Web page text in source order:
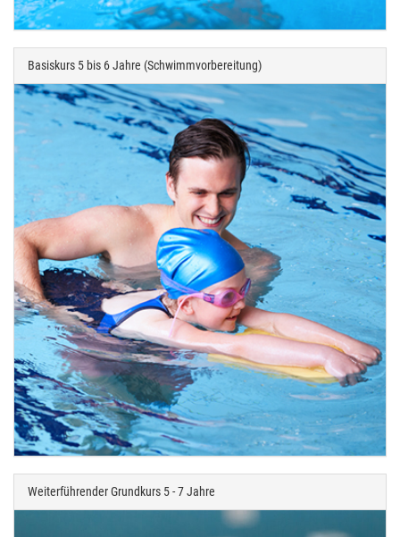
Basiskurs 5 bis 6 Jahre (Schwimmvorbereitung)
Weiterführender Grundkurs 5 - 7 Jahre